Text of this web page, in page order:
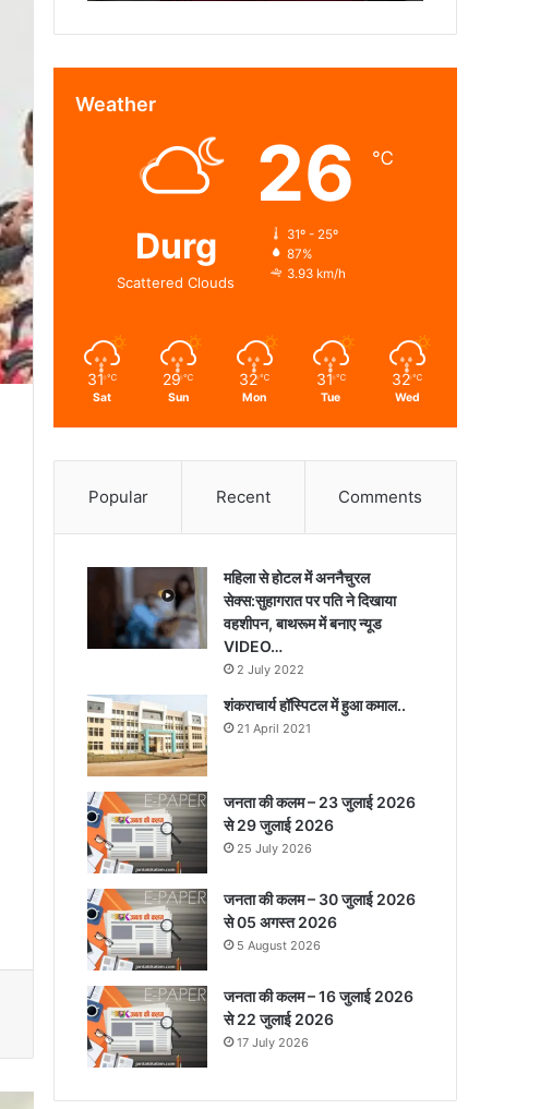
देव
जाना
Weather
Durg
Scattered Clouds
26 ℃
31º - 25º
87%
3.93 km/h
31 ℃
Sat
29 ℃
Sun
32 ℃
Mon
31 ℃
Tue
32 ℃
Wed
Popular Recent Comments
महिला से होटल में अननैचुरल
सेक्स:सुहागरात पर पति ने दिखाया
वहशीपन, बाथरूम में बनाए न्यूड
VIDEO…
2 July 2022
शंकराचार्य हॉस्पिटल में हुआ कमाल..
21 April 2021
जनता की कलम – 23 जुलाई 2026
से 29 जुलाई 2026
25 July 2026
जनता की कलम – 30 जुलाई 2026
से 05 अगस्त 2026
5 August 2026
जनता की कलम – 16 जुलाई 2026
से 22 जुलाई 2026
17 July 2026